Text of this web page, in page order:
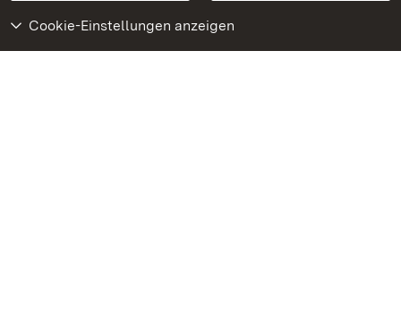
Cookie-Einstellungen anzeigen
Weiteres